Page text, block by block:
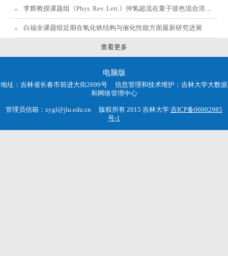
李辉教授课题组《Phys. Rev. Lett.》仲氢超流在量子玻色混合溶剂中被抑制
白福全课题组近期在氧化铁结构与催化性能方面最新研究进展
查看更多
电脑版
地址：吉林省长春市前进大街2699号 信息管理和技术维护：吉林大学大数据
和网络管理中心
管理员信箱：zygl@jlu.edu.cn 版权所有 2015 吉林大学 吉ICP备06002985
号-1